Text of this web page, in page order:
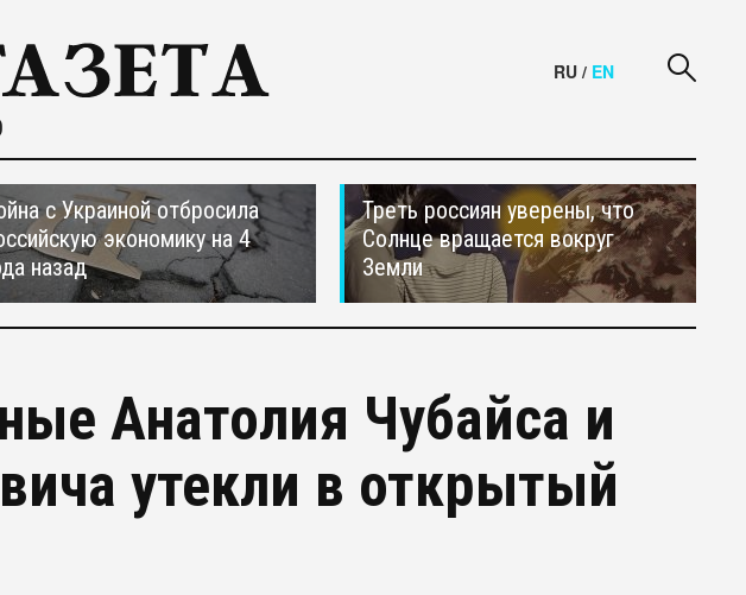
RU / EN
с Украиной отбросила
экономику на 4
назад
Треть россиян уверены, что
Солнце вращается вокруг
Земли
Анатолия Чубайса и
утекли в открытый